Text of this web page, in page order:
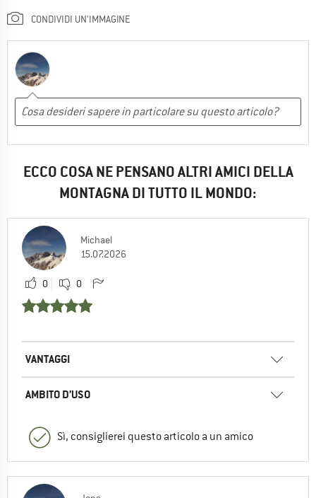
CONDIVIDI UN'IMMAGINE
ECCO COSA NE PENSANO ALTRI AMICI DELLA
MONTAGNA DI TUTTO IL MONDO:
Michael
15.07.2026
0 0
VANTAGGI
AMBITO D’USO
Sì, consiglierei questo articolo a un amico